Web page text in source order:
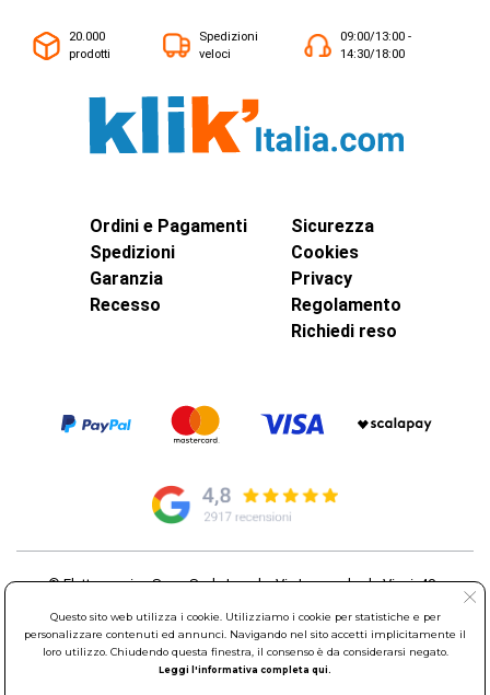
20.000
prodotti
Spedizioni
veloci
09:00/13:00 -
14:30/18:00
Ordini e Pagamenti
Spedizioni
Garanzia
Recesso
Sicurezza
Cookies
Privacy
Regolamento
Richiedi reso
© Elettroservice Spa - Sede Legale: Via Leonardo da Vinci, 40 -
Partita Iva: 01586761007 - Codice Fiscale: 06634500588 Capitale
Sociale 1.600.000,00 Euro i.v. Iscritto al Registro delle Imprese di
Roma REA: RM-535144
Questo sito web utilizza i cookie. Utilizziamo i cookie per statistiche e per
personalizzare contenuti ed annunci. Navigando nel sito accetti implicitamente il
loro utilizzo. Chiudendo questa finestra, il consenso è da considerarsi negato.
Leggi l'informativa completa qui.